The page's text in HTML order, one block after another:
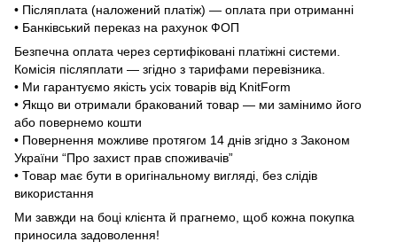
• Післяплата (наложений платіж) — оплата при отриманні
• Банківський переказ на рахунок ФОП
Безпечна оплата через сертифіковані платіжні системи.
Комісія післяплати — згідно з тарифами перевізника.
• Ми гарантуємо якість усіх товарів від KnitForm
• Якщо ви отримали бракований товар — ми замінимо його
або повернемо кошти
• Повернення можливе протягом 14 днів згідно з Законом
України “Про захист прав споживачів”
• Товар має бути в оригінальному вигляді, без слідів
використання
Ми завжди на боці клієнта й прагнемо, щоб кожна покупка
приносила задоволення!